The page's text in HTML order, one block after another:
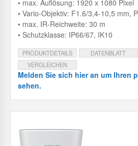
• max. Auflösung: 1920 x 1080 Pixel
• Vario-Objektiv: F1.6/3,4-10,5 mm,
• max. IR-Reichweite: 30 m
• Schutzklasse: IP66/67, IK10
PRODUKTDETAILS
DATENBLATT
VERGLEICHEN
Melden Sie sich hier an um Ihren
sehen.